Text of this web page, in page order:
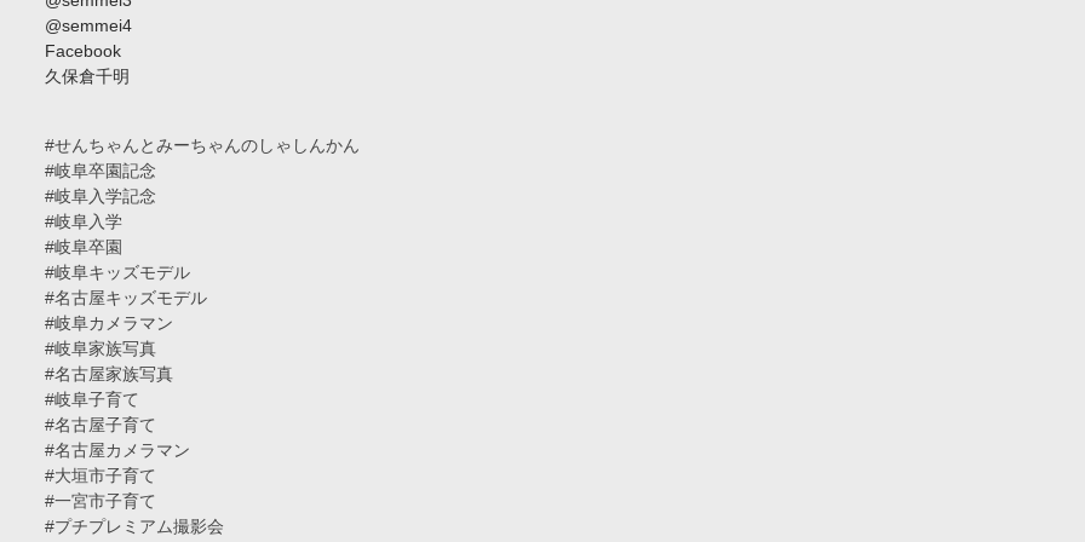
@semmei4
Facebook
久保倉千明
#せんちゃんとみーちゃんのしゃしんかん
#岐阜卒園記念
#岐阜入学記念
#岐阜入学
#岐阜卒園
#岐阜キッズモデル
#名古屋キッズモデル
#岐阜カメラマン
#岐阜家族写真
#名古屋家族写真
#岐阜子育て
#名古屋子育て
#名古屋カメラマン
#大垣市子育て
#一宮市子育て
#プチプレミアム撮影会